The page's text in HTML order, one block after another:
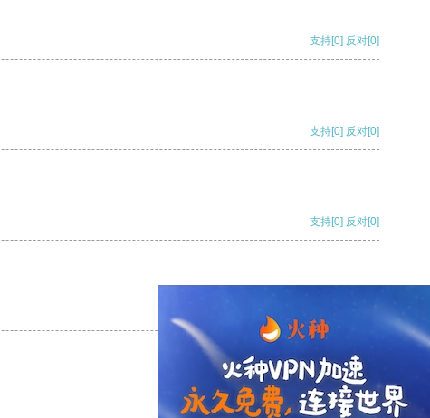
支持[0] 反对[0]
支持[0] 反对[0]
支持[0] 反对[0]
支持 [0] 反对[0]